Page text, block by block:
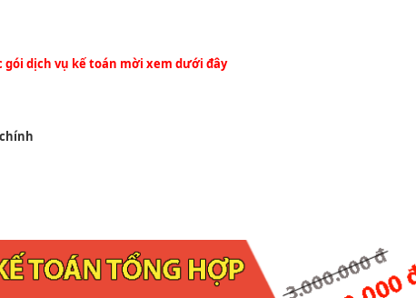
gói dịch vụ kế toán mời xem dưới đây